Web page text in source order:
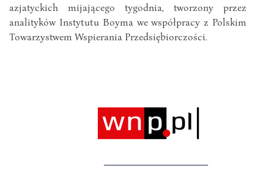
azjatyckich mijającego tygodnia, tworzony przez
analityków Instytutu Boyma we współpracy z Polskim
Towarzystwem Wspierania Przedsiębiorczości.